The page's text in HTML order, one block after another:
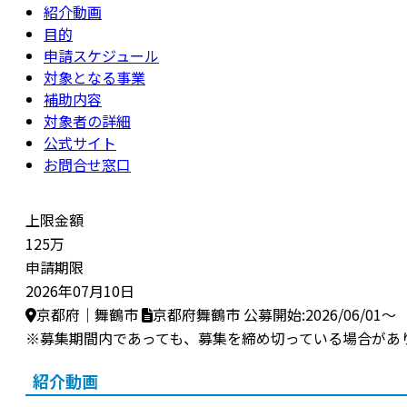
紹介動画
目的
申請スケジュール
対象となる事業
補助内容
対象者の詳細
公式サイト
お問合せ窓口
上限金額
125万
申請期限
2026年07月10日
京都府｜舞鶴市
京都府舞鶴市 公募開始:2026/06/01～
※募集期間内であっても、募集を締め切っている場合があ
紹介動画